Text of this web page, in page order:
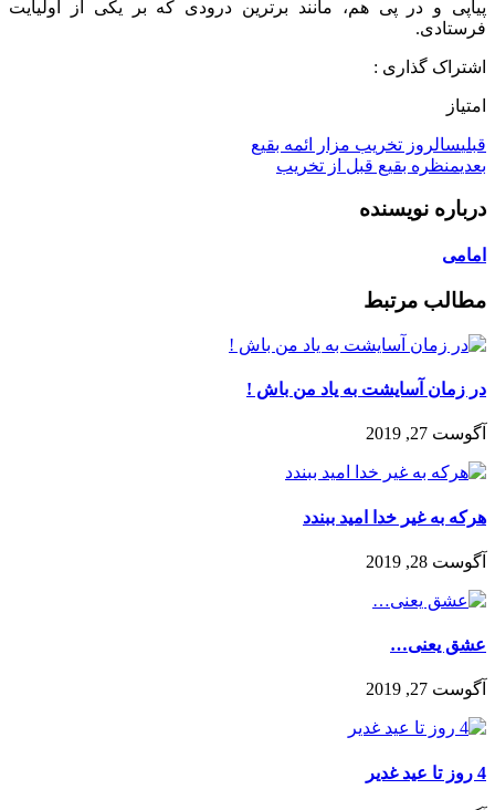
پياپى و در پى هم، مانند برترين درودى كه بر يكى از اوليايت
فرستادى.
اشتراک گذاری :
امتیاز
قبلیسالروز تخریب مزار ائمه بقیع
بعدیمنظره بقیع قبل از تخریب
درباره نویسنده
امامی
مطالب مرتبط
در زمان آسايشت به ياد من باش !
آگوست 27, 2019
هرکه به غیر خدا امید ببندد
آگوست 28, 2019
‌عشق یعنی…
آگوست 27, 2019
4 روز تا عید غدیر